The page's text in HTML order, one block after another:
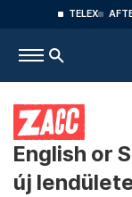
TELEX
English or
új